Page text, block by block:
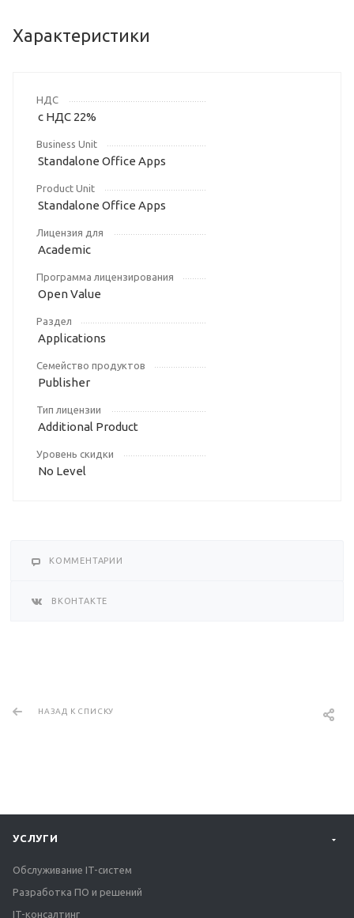
Характеристики
НДС
с НДС 22%
Business Unit
Standalone Office Apps
Product Unit
Standalone Office Apps
Лицензия для
Academic
Программа лицензирования
Open Value
Раздел
Applications
Семейство продуктов
Publisher
Тип лицензии
Additional Product
Уровень скидки
No Level
КОММЕНТАРИИ
ВКОНТАКТЕ
НАЗАД К СПИСКУ
УСЛУГИ
Обслуживание IT-систем
Разработка ПО и решений
IT-консалтинг